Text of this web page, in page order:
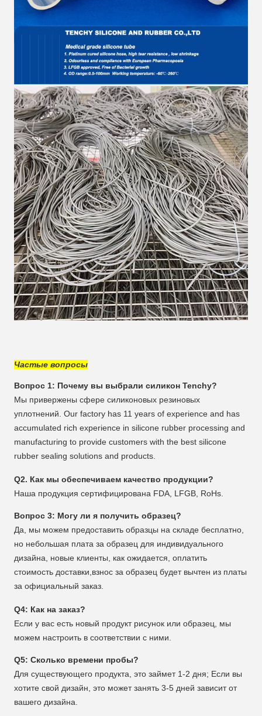
Частые вопросы
Вопрос 1: Почему вы выбрали силикон Tenchy?
Мы привержены сфере силиконовых резиновых
уплотнений. Our factory has 11 years of experience and has
accumulated rich experience in silicone rubber processing and
manufacturing to provide customers with the best silicone
rubber sealing solutions and products.
Q2. Как мы обеспечиваем качество продукции?
Наша продукция сертифицирована FDA, LFGB, RoHs.
Вопрос 3: Могу ли я получить образец?
Да, мы можем предоставить образцы на складе бесплатно,
но небольшая плата за образец для индивидуального
дизайна, новые клиенты, как ожидается, оплатить
стоимость доставки,взнос за образец будет вычтен из платы
за официальный заказ.
Q4: Как на заказ?
Если у вас есть новый продукт рисунок или образец, мы
можем настроить в соответствии с ними.
Q5: Сколько времени пробы?
Для существующего продукта, это займет 1-2 дня; Если вы
хотите свой дизайн, это может занять 3-5 дней зависит от
вашего дизайна.